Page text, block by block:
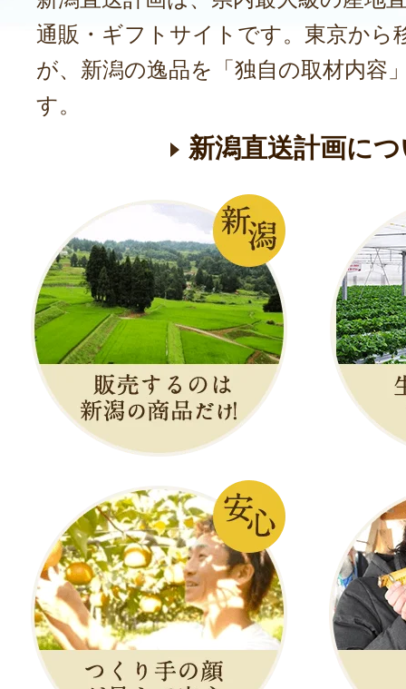
通販・ギフトサイトです。東京から
が、新潟の逸品を「独自の取材内容
す。
新潟直送計画に